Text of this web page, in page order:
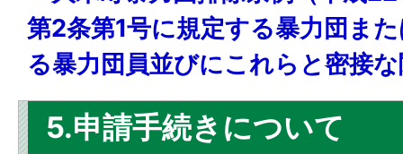
第2条第1号に規定する暴力団ま
る暴力団員並びにこれらと密接
5.申請手続きについて